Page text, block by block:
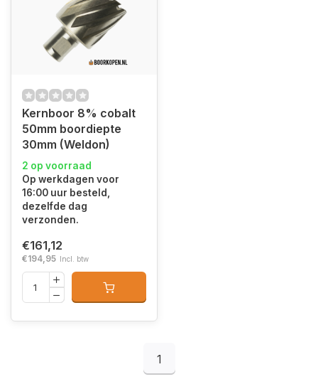
Kernboor 8% cobalt
50mm boordiepte
30mm (Weldon)
2 op voorraad
Op werkdagen voor
16:00 uur besteld,
dezelfde dag
verzonden.
€161,12
€194,95 Incl. btw
1